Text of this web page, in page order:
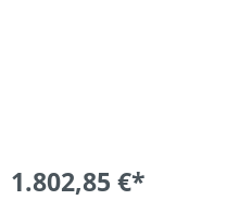
1.802,85 €*